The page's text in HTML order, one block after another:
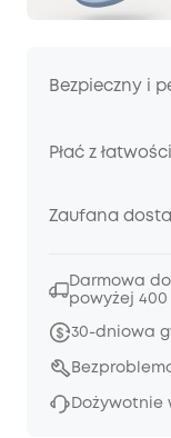
Bezpieczny i
Płać z
Zaufana
Darmowa
powyżej 400
30-dniowa